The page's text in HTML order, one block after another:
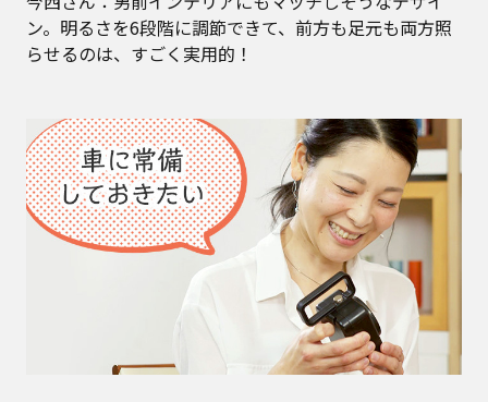
ン。明るさを6段階に調節できて、前方も足元も両方照
らせるのは、すごく実用的！